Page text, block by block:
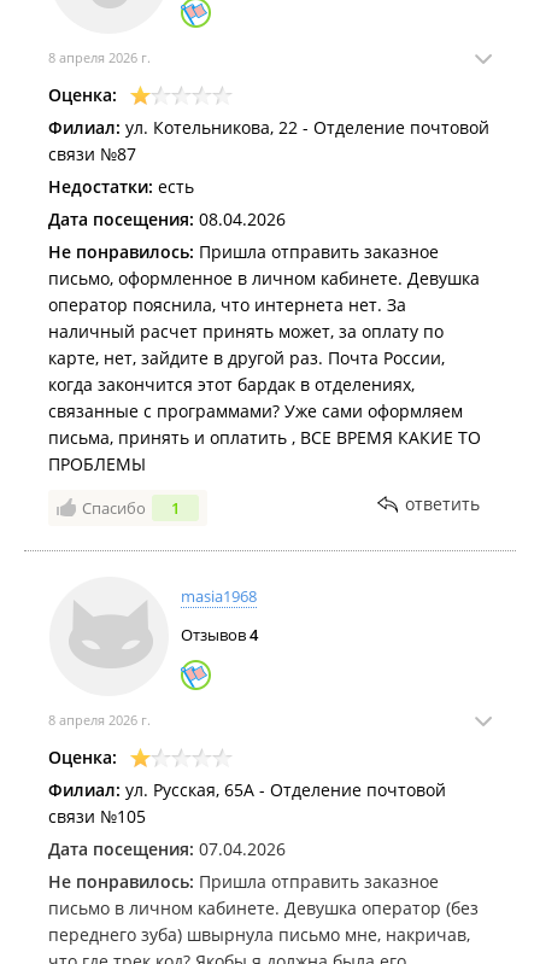
8 апреля 2026 г.
Оценка:
Филиал: ул. Котельникова, 22 - Отделение почтовой
связи №87
Недостатки: есть
Дата посещения: 08.04.2026
Не понравилось: Пришла отправить заказное
письмо, оформленное в личном кабинете. Девушка
оператор пояснила, что интернета нет. За
наличный расчет принять может, за оплату по
карте, нет, зайдите в другой раз. Почта России,
когда закончится этот бардак в отделениях,
связанные с программами? Уже сами оформляем
письма, принять и оплатить , ВСЕ ВРЕМЯ КАКИЕ ТО
ПРОБЛЕМЫ
Спасибо 1 ответить
masia1968
Отзывов4
8 апреля 2026 г.
Оценка:
Филиал: ул. Русская, 65А - Отделение почтовой
связи №105
Дата посещения: 07.04.2026
Не понравилось: Пришла отправить заказное
письмо в личном кабинете. Девушка оператор (без
переднего зуба) швырнула письмо мне, накричав,